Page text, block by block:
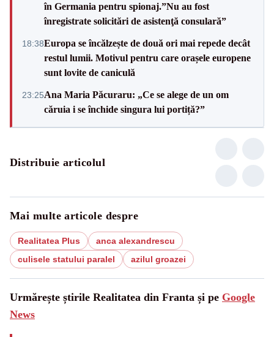
în Germania pentru spionaj.”Nu au fost
înregistrate solicitări de asistenţă consulară”
18:38Europa se încălzește de două ori mai repede decât
restul lumii. Motivul pentru care orașele europene
sunt lovite de caniculă
23:25Ana Maria Păcuraru: „Ce se alege de un om
căruia i se închide singura lui portiță?”
Distribuie articolul
Mai multe articole despre
Realitatea Plus
anca alexandrescu
culisele statului paralel
azilul groazei
Urmărește știrile Realitatea din Franta și pe Google
News